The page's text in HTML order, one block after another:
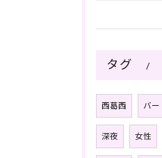
タグ
西葛西 バー
深夜 女性